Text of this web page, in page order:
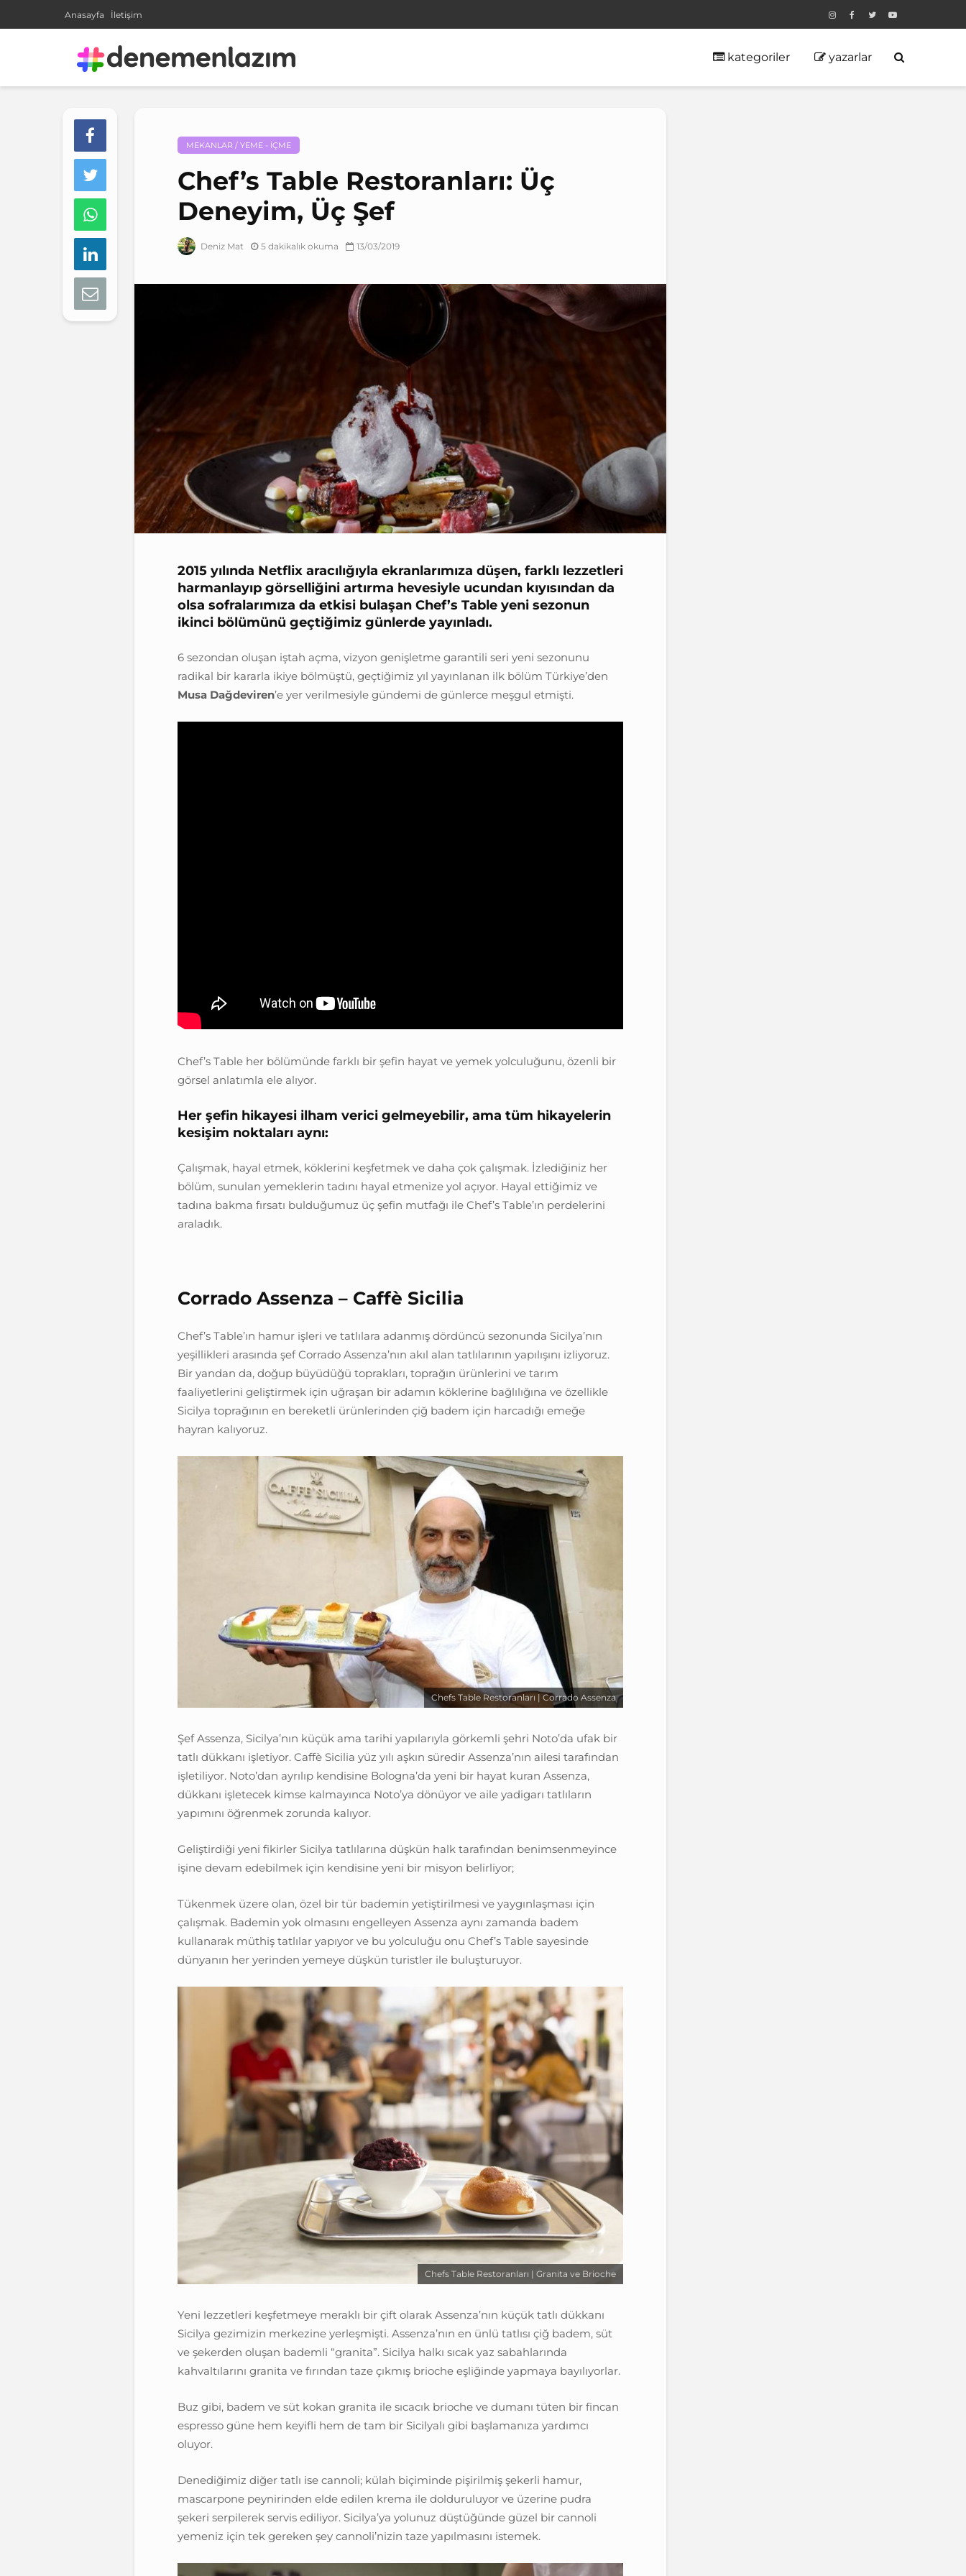
Anasayfa İletişim
kategoriler yazarlar
MEKANLAR / YEME - İÇME
Chef’s Table Restoranları: Üç
Deneyim, Üç Şef
Deniz Mat 5 dakikalık okuma 13/03/2019
2015 yılında Netflix aracılığıyla ekranlarımıza düşen, farklı lezzetleri
harmanlayıp görselliğini artırma hevesiyle ucundan kıyısından da
olsa sofralarımıza da etkisi bulaşan Chef’s Table yeni sezonun
ikinci bölümünü geçtiğimiz günlerde yayınladı.
6 sezondan oluşan iştah açma, vizyon genişletme garantili seri yeni sezonunu
radikal bir kararla ikiye bölmüştü, geçtiğimiz yıl yayınlanan ilk bölüm Türkiye’den
Musa Dağdeviren’e yer verilmesiyle gündemi de günlerce meşgul etmişti.
Chef’s Table her bölümünde farklı bir şefin hayat ve yemek yolculuğunu, özenli bir
görsel anlatımla ele alıyor.
Her şefin hikayesi ilham verici gelmeyebilir, ama tüm hikayelerin
kesişim noktaları aynı:
Çalışmak, hayal etmek, köklerini keşfetmek ve daha çok çalışmak. İzlediğiniz her
bölüm, sunulan yemeklerin tadını hayal etmenize yol açıyor. Hayal ettiğimiz ve
tadına bakma fırsatı bulduğumuz üç şefin mutfağı ile Chef’s Table’ın perdelerini
araladık.
Corrado Assenza – Caffè Sicilia
Chef’s Table’ın hamur işleri ve tatlılara adanmış dördüncü sezonunda Sicilya’nın
yeşillikleri arasında şef Corrado Assenza’nın akıl alan tatlılarının yapılışını izliyoruz.
Bir yandan da, doğup büyüdüğü toprakları, toprağın ürünlerini ve tarım
faaliyetlerini geliştirmek için uğraşan bir adamın köklerine bağlılığına ve özellikle
Sicilya toprağının en bereketli ürünlerinden çiğ badem için harcadığı emeğe
hayran kalıyoruz.
Chefs Table Restoranları | Corrado Assenza
Şef Assenza, Sicilya’nın küçük ama tarihi yapılarıyla görkemli şehri Noto’da ufak bir
tatlı dükkanı işletiyor. Caffè Sicilia yüz yılı aşkın süredir Assenza’nın ailesi tarafından
işletiliyor. Noto’dan ayrılıp kendisine Bologna’da yeni bir hayat kuran Assenza,
dükkanı işletecek kimse kalmayınca Noto’ya dönüyor ve aile yadigarı tatlıların
yapımını öğrenmek zorunda kalıyor.
Geliştirdiği yeni fikirler Sicilya tatlılarına düşkün halk tarafından benimsenmeyince
işine devam edebilmek için kendisine yeni bir misyon belirliyor;
Tükenmek üzere olan, özel bir tür bademin yetiştirilmesi ve yaygınlaşması için
çalışmak. Bademin yok olmasını engelleyen Assenza aynı zamanda badem
kullanarak müthiş tatlılar yapıyor ve bu yolculuğu onu Chef’s Table sayesinde
dünyanın her yerinden yemeye düşkün turistler ile buluşturuyor.
Chefs Table Restoranları | Granita ve Brioche
Yeni lezzetleri keşfetmeye meraklı bir çift olarak Assenza’nın küçük tatlı dükkanı
Sicilya gezimizin merkezine yerleşmişti. Assenza’nın en ünlü tatlısı çiğ badem, süt
ve şekerden oluşan bademli “granita”. Sicilya halkı sıcak yaz sabahlarında
kahvaltılarını granita ve fırından taze çıkmış brioche eşliğinde yapmaya bayılıyorlar.
Buz gibi, badem ve süt kokan granita ile sıcacık brioche ve dumanı tüten bir fincan
espresso güne hem keyifli hem de tam bir Sicilyalı gibi başlamanıza yardımcı
oluyor.
Denediğimiz diğer tatlı ise cannoli; külah biçiminde pişirilmiş şekerli hamur,
mascarpone peynirinden elde edilen krema ile dolduruluyor ve üzerine pudra
şekeri serpilerek servis ediliyor. Sicilya’ya yolunuz düştüğünde güzel bir cannoli
yemeniz için tek gereken şey cannoli’nizin taze yapılmasını istemek.